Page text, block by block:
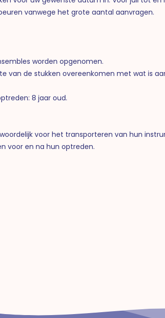
vanwege het grote aantal aanvragen.
worden opgenomen.
van de stukken overeenkomen met wat is
8 jaar oud.
voor het transporteren van hun
voor en na hun optreden.